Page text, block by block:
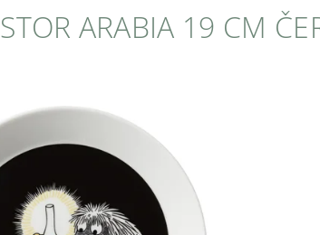
ARABIA 19 CM